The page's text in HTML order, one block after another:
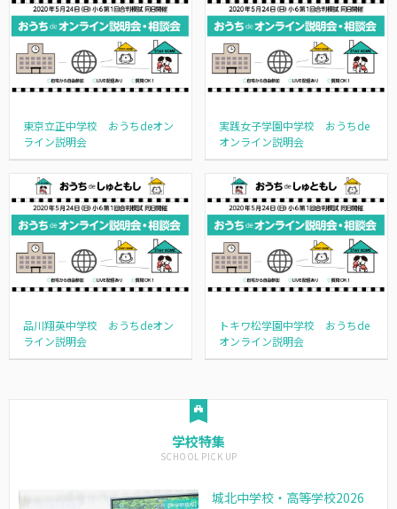
東京立正中学校 おうちdeオン
ライン説明会
実践女子学園中学校 おうちde
オンライン説明会
品川翔英中学校 おうちdeオン
ライン説明会
トキワ松学園中学校 おうちde
オンライン説明会
学校特集
城北中学校・高等学校2026